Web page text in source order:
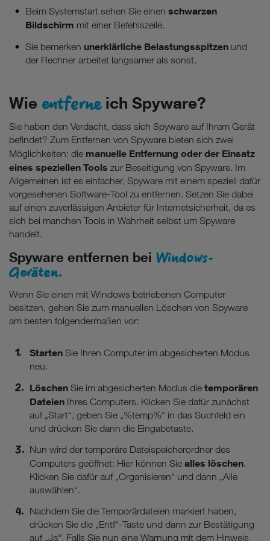
Beim Systemstart sehen Sie einen schwarzen
Bildschirm mit einer Befehlszeile.
Sie bemerken unerklärliche Belastungsspitzen und
der Rechner arbeitet langsamer als sonst.
Wie entferneich Spyware?
Sie haben den Verdacht, dass sich Spyware auf Ihrem Gerät
befindet? Zum Entfernen von Spyware bieten sich zwei
Möglichkeiten: die manuelle Entfernung oder der Einsatz
eines speziellen Tools zur Beseitigung von Spyware. Im
Allgemeinen ist es einfacher, Spyware mit einem speziell dafür
vorgesehenen Software-Tool zu entfernen. Setzen Sie dabei
auf einen zuverlässigen Anbieter für Internetsicherheit, da es
sich bei manchen Tools in Wahrheit selbst um Spyware
handelt.
Spyware entfernen bei Windows-
Geräten.
Wenn Sie einen mit Windows betriebenen Computer
besitzen, gehen Sie zum manuellen Löschen von Spyware
am besten folgendermaßen vor:
Starten Sie Ihren Computer im abgesicherten Modus
neu.
Löschen Sie im abgesicherten Modus die temporären
Dateien Ihres Computers. Klicken Sie dafür zunächst
auf „Start“, geben Sie „%temp%“ in das Suchfeld ein
und drücken Sie dann die Eingabetaste.
Nun wird der temporäre Dateispeicherordner des
Computers geöffnet: Hier können Sie alles löschen.
Klicken Sie dafür auf „Organisieren“ und dann „Alle
auswählen“.
Nachdem Sie die Temporärdateien markiert haben,
drücken Sie die „Entf“-Taste und dann zur Bestätigung
auf „Ja“. Falls Sie nun eine Warnung mit dem Hinweis